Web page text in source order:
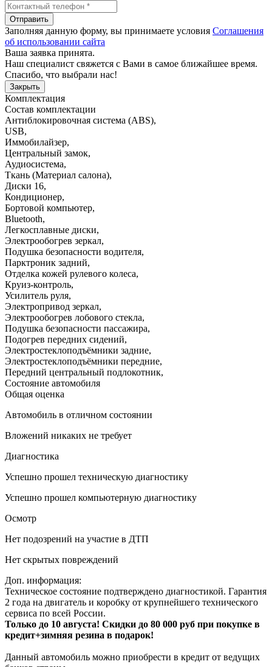
Отправить
Заполняя данную форму, вы принимаете условия Соглашения
об использовании сайта
Ваша заявка принята.
Наш специалист свяжется с Вами в самое ближайшее время.
Спасибо, что выбрали нас!
Закрыть
Комплектация
Состав комплектации
Антиблокировочная система (ABS),
USB,
Иммобилайзер,
Центральный замок,
Аудиосистема,
Ткань (Материал салона),
Диски 16,
Кондиционер,
Бортовой компьютер,
Bluetooth,
Легкосплавные диски,
Электрообогрев зеркал,
Подушка безопасности водителя,
Парктроник задний,
Отделка кожей рулевого колеса,
Круиз-контроль,
Усилитель руля,
Электропривод зеркал,
Электрообогрев лобового стекла,
Подушка безопасности пассажира,
Подогрев передних сидений,
Электростеклоподъёмники задние,
Электростеклоподъёмники передние,
Передний центральный подлокотник,
Состояние автомобиля
Общая оценка
Автомобиль в отличном состоянии
Вложений никаких не требует
Диагностика
Успешно прошел техническую диагностику
Успешно прошел компьютерную диагностику
Осмотр
Нет подозрений на участие в ДТП
Нет скрытых повреждений
Доп. информация:
Техническое состояние подтверждено диагностикой. Гарантия
2 года на двигатель и коробку от крупнейшего технического
сервиса по всей России.
Только до 10 августа! Скидки до 80 000 руб при покупке в
кредит+зимняя резина в подарок!
Данный автомобиль можно приобрести в кредит от ведущих